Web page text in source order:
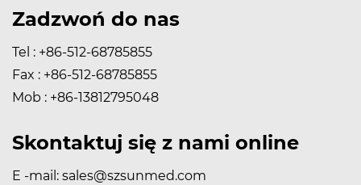
Zadzwoń do nas
Tel : +86-512-68785855
Fax : +86-512-68785855
Mob : +86-13812795048
Skontaktuj się z nami online
E -mail: sales@szsunmed.com